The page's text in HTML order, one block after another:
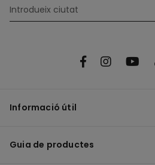
Informació útil
Guia de productes